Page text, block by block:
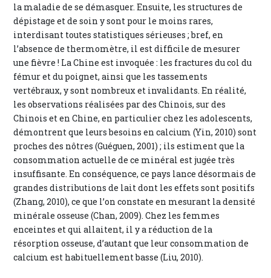
la maladie de se démasquer. Ensuite, les structures de
dépistage et de soin y sont pour le moins rares,
interdisant toutes statistiques sérieuses ; bref, en
l’absence de thermomètre, il est difficile de mesurer
une fièvre ! La Chine est invoquée : les fractures du col du
fémur et du poignet, ainsi que les tassements
vertébraux, y sont nombreux et invalidants. En réalité,
les observations réalisées par des Chinois, sur des
Chinois et en Chine, en particulier chez les adolescents,
démontrent que leurs besoins en calcium (Yin, 2010) sont
proches des nôtres (Guéguen, 2001) ; ils estiment que la
consommation actuelle de ce minéral est jugée très
insuffisante. En conséquence, ce pays lance désormais de
grandes distributions de lait dont les effets sont positifs
(Zhang, 2010), ce que l’on constate en mesurant la densité
minérale osseuse (Chan, 2009). Chez les femmes
enceintes et qui allaitent, il y a réduction de la
résorption osseuse, d’autant que leur consommation de
calcium est habituellement basse (Liu, 2010).